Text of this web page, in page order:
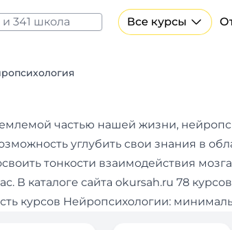
Все курсы
частью нашей жизни,
углубить свои знания в
тонкости взаимодействия
В каталоге сайта okursah.ru 78
курсов Нейропсихологии:
нейросетям